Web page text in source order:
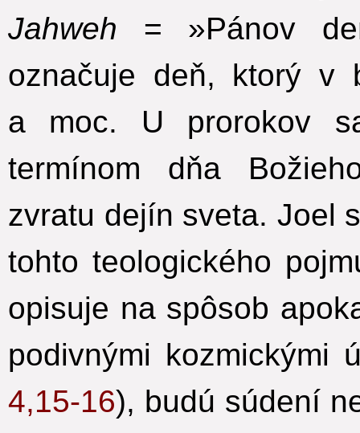
Jahweh = »Pánov
označuje deň, ktorý v
a moc. U prorokov
termínom dňa
zvratu dejín sveta. Joel
tohto teologického
opisuje na spôsob
podivnými kozmickými
4,15-16), budú súdení